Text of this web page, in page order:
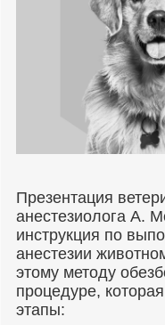
Презентация
анестезиолога А.
инструкция по
анестезии
этому методу
процедуре,
этапы: